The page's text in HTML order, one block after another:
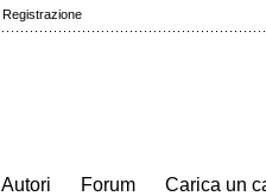
Registrazione
Autori
Forum
Carica un